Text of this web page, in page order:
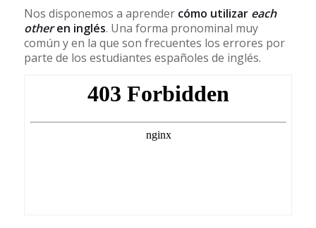
Nos disponemos a aprender cómo utilizar each
otheren inglés. Una forma pronominal muy
común y en la que son frecuentes los errores por
parte de los estudiantes españoles de inglés.